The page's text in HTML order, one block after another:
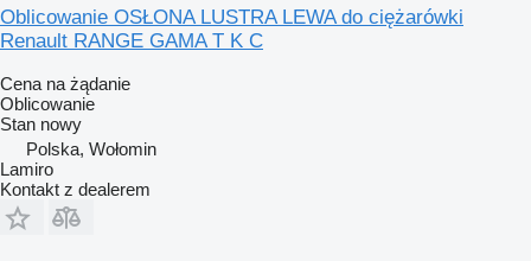
Oblicowanie OSŁONA LUSTRA LEWA do ciężarówki
Renault RANGE GAMA T K C
Cena na żądanie
Oblicowanie
Stan nowy
Polska, Wołomin
Lamiro
Kontakt z dealerem